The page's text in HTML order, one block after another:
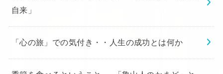
自来」
「心の旅」での気付き・・人生の成功とは何か